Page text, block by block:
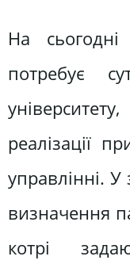
На сьогодні
потребує
реалізації
управлінні.
визначення
котрі